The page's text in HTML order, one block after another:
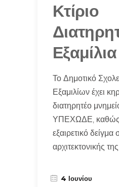
Κτίριο
Εξαμίλια
Το Δημοτικό
Εξαμιλίων έχει
διατηρητέο
ΥΠΕΧΩΔΕ, καθώς
εξαιρετικό δείγμα
αρχιτεκτονικής της
4 Ιουνίου